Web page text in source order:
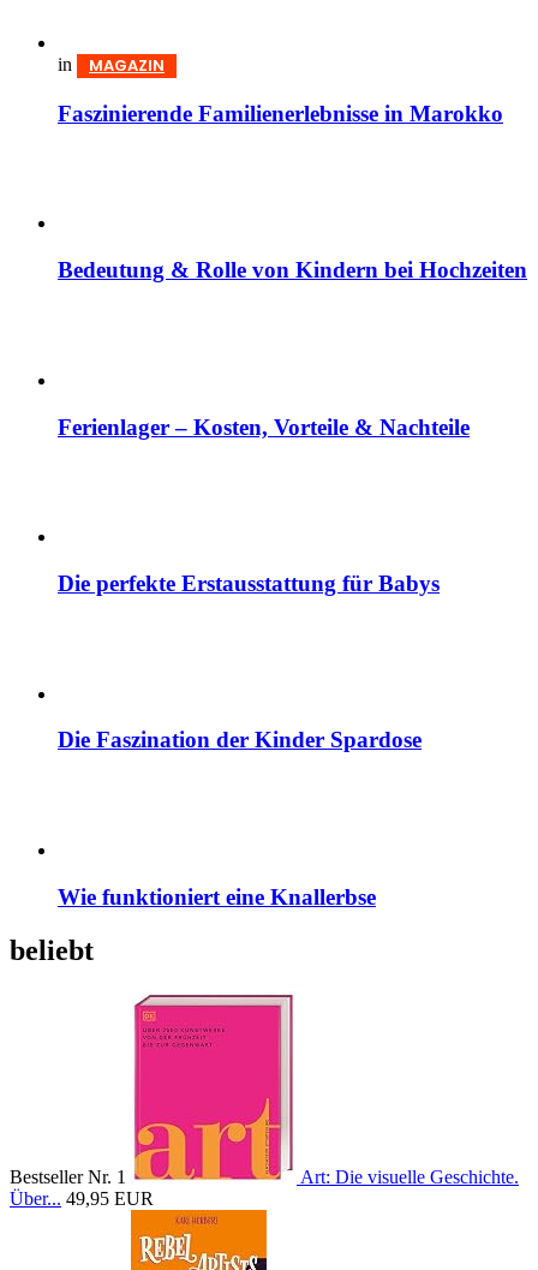
in MAGAZIN
Faszinierende Familienerlebnisse in Marokko
Bedeutung & Rolle von Kindern bei Hochzeiten
Ferienlager – Kosten, Vorteile & Nachteile
Die perfekte Erstausstattung für Babys
Die Faszination der Kinder Spardose
Wie funktioniert eine Knallerbse
beliebt
Bestseller Nr. 1
Art: Die visuelle Geschichte.
Über... 49,95 EUR